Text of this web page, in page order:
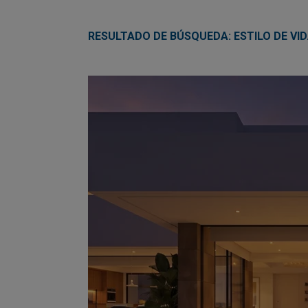
RESULTADO DE BÚSQUEDA: ESTILO DE